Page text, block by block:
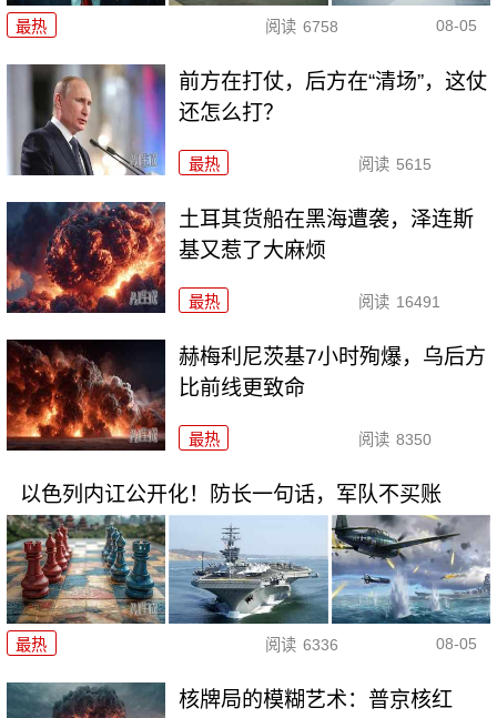
最热 阅读 6758 08-05
前方在打仗，后方在“清场”，这仗
还怎么打？
最热 阅读 5615
土耳其货船在黑海遭袭，泽连斯
基又惹了大麻烦
最热 阅读 16491
赫梅利尼茨基7小时殉爆，乌后方
比前线更致命
最热 阅读 8350
以色列内讧公开化！防长一句话，军队不买账
最热 阅读 6336 08-05
核牌局的模糊艺术：普京核红